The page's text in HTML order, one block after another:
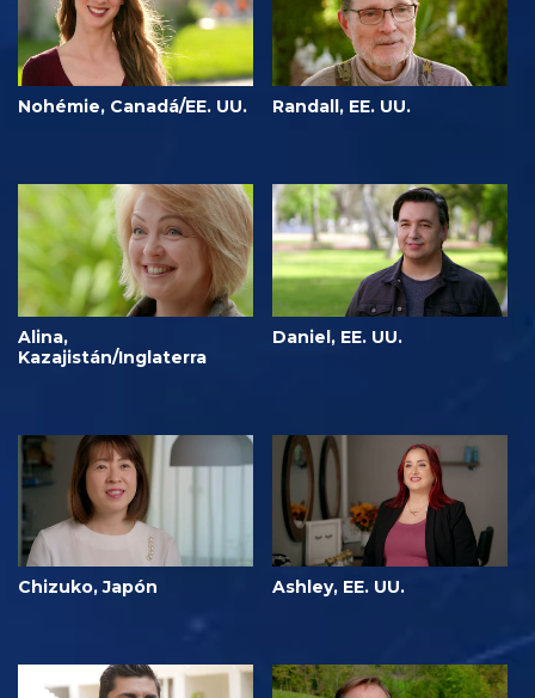
Nohémie, Canadá/EE. UU. Randall, EE. UU.
Alina,
Kazajistán/Inglaterra
Daniel, EE. UU.
Chizuko, Japón Ashley, EE. UU.